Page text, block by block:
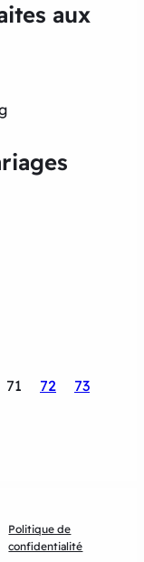
aux
71 72
73
Politique de
confidentialité